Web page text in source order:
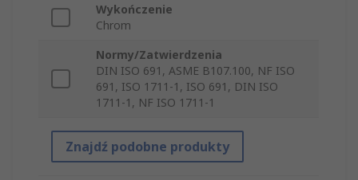
Wykończenie
Chrom
Normy/Zatwierdzenia
DIN ISO 691, ASME B107.100, NF ISO
691, ISO 1711-1, ISO 691, DIN ISO
1711-1, NF ISO 1711-1
Znajdź podobne produkty